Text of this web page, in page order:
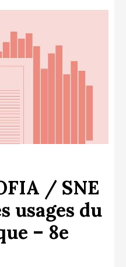
LA COPIE PRIVÉE
NUMÉRIQUE
/ SNE
usages du
– 8e